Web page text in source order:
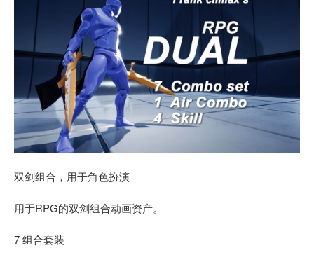
双剑组合，用于角色扮演
用于RPG的双剑组合动画资产。
7 组合套装